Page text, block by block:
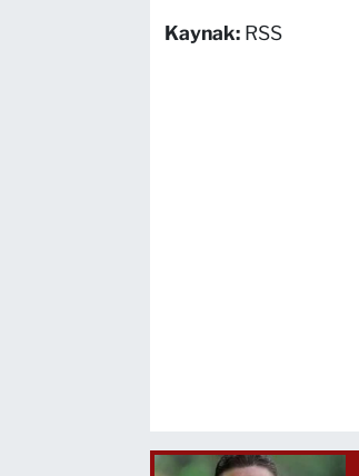
Kaynak: RSS